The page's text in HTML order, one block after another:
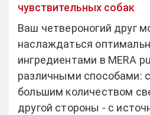
чувствительных собак
Ваш четвероногий друг
наслаждаться
ингредиентами в MERA
различными способами:
большим количеством
другой стороны - с